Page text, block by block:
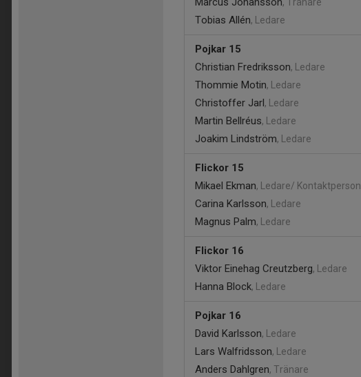
Tobias Allén, Ledare
Pojkar 15
Christian Fredriksson, Ledare
Thommie Motin, Ledare
Christoffer Jarl, Ledare
Martin Bellréus, Ledare
Joakim Lindström, Ledare
Flickor 15
Mikael Ekman, Ledare/ Kontaktperson
Carina Karlsson, Ledare
Magnus Palm, Ledare
Flickor 16
Viktor Einehag Creutzberg, Ledare
Hanna Block, Ledare
Pojkar 16
David Karlsson, Ledare
Lars Walfridsson, Ledare
Anders Dahlgren, Tränare